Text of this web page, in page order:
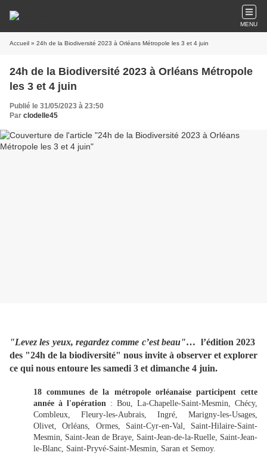
MENU
Accueil » 24h de la Biodiversité 2023 à Orléans Métropole les 3 et 4 juin
24h de la Biodiversité 2023 à Orléans Métropole
les 3 et 4 juin
Publié le 31/05/2023 à 23:50
Par clodelle45
"Levez les yeux, regardez comme c’est beau"… l’édition 2023
des "24h de la biodiversité" nous invite à observer et explorer
ce qui nous entoure les samedi 3 et dimanche 4 juin.
18 communes de la métropole orléanaise participent cette
année à l'opération : Bou, La-Chapelle-Saint-Mesmin, Chécy,
Combleux, Fleury-les-Aubrais, Ingré, Marigny-les-Usages,
Olivet, Orléans, Ormes, Saint-Cyr-en-Val, Saint-Hilaire-Saint-
Mesmin, Saint-Jean de Braye, Saint-Jean-de-la-Ruelle, Saint-Jean-
le-Blanc, Saint-Pryvé-Saint-Mesmin, Saran et Semoy.